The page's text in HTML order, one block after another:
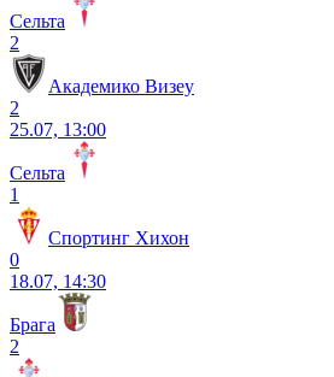
Сельта
2
Академико Визеу
2
25.07, 13:00
Сельта
1
Спортинг Хихон
0
18.07, 14:30
Брага
2